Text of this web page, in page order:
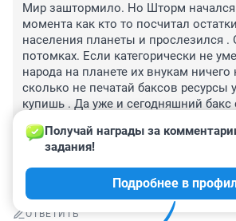
Мир заштормило. Но Шторм начался
момента как кто то посчитал
населения планеты и прослезился .
потомках. Если категорически не
народа на планете их внукам ничего
сколько не печатай баксов ресурсы
купишь . Да уже и сегодняшний бакс
говорю . Совет - есть бабло чтобы
поколения - валите из РФ куда-
"Фиджи" постройте там себе бункер
зимы вместе с детьми и внуками .
ОТВЕТИТЬ
Получай награды за
задания!
Подробнее в